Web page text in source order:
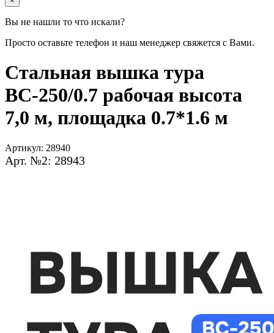
Вы не нашли то что искали?
Просто оставьте телефон и наш менеджер свяжется с Вами.
Стальная вышка тура
ВС-250/0.7 рабочая высота
7,0 м, площадка 0.7*1.6 м
Артикул: 28940
Арт. №2: 28943